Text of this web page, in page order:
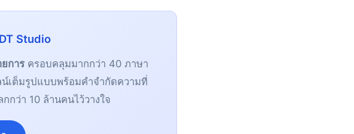
Studio
การครอบคลุมมากกว่า 40 ภาษา
เต็มรูปแบบพร้อมคำจำกัดความที่
กว่า 10 ล้านคนไว้วางใจ